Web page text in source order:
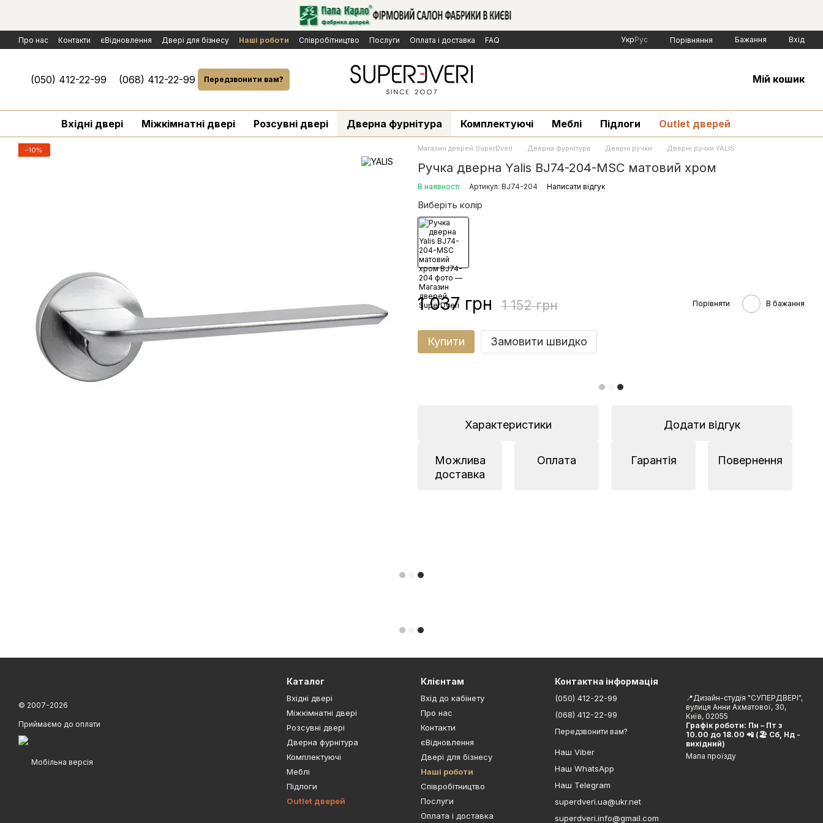
Про нас Контакти єВідновлення Двері для бізнесу Наші роботи Cпівробітництво Послуги Оплата і доставка
FAQ
Політика конфіденційності
Обмін та повернення Договір публічної оферти Бренди
Новини
УкрРус Порівняння Бажання Вхід
(050) 412-22-99 (068) 412-22-99 Передзвонити вам? Мій кошик
Вхідні двері Міжкімнатні двері Розсувні двері Дверна фурнітура Комплектуючі Меблі Підлоги Outlet дверей
−10% Магазин дверей SuperDveri Дверна фурнітура Дверні ручки Дверні ручки YALIS
Ручка дверна Yalis BJ74-204-MSC матовий хром
В наявності Артикул: BJ74-204 Написати відгук
Виберіть колір
1 037 грн 1 152 грн Порівняти В бажання
Купити Замовити швидко
Характеристики Додати відгук
Можлива
доставка
Оплата Гарантія Повернення
© 2007-2026
Приймаємо до оплати
Мобільна версія
Каталог
Вхідні двері
Міжкімнатні двері
Розсувні двері
Дверна фурнітура
Комплектуючі
Меблі
Підлоги
Outlet дверей
Клієнтам
Вхід до кабінету
Про нас
Контакти
єВідновлення
Двері для бізнесу
Наші роботи
Cпівробітництво
Послуги
Оплата і доставка
Контактна інформація
(050) 412-22-99
(068) 412-22-99
Передзвонити вам?
Наш Viber
Наш WhatsApp
Наш Telegram
superdveri.ua@ukr.net
superdveri.info@gmail.com
📍Дизайн-студія "СУПЕРДВЕРІ",
вулиця Анни Ахматової, 30,
Київ, 02055
Графік роботи: Пн – Пт з
10.00 до 18.00 📲 (🏖 Сб, Нд -
вихідний)
Мапа проїзду